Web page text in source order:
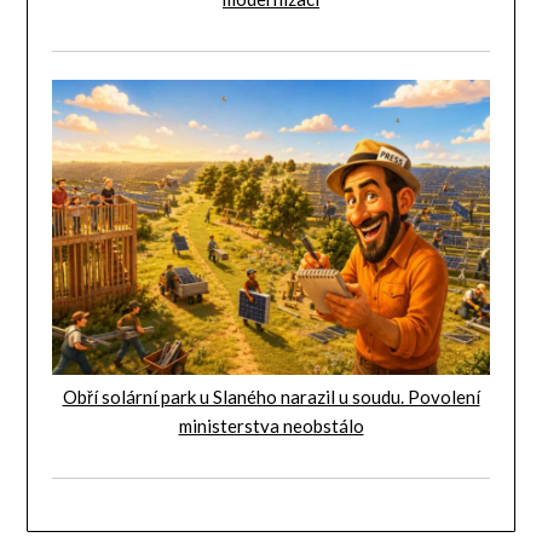
Obří solární park u Slaného narazil u soudu. Povolení
ministerstva neobstálo